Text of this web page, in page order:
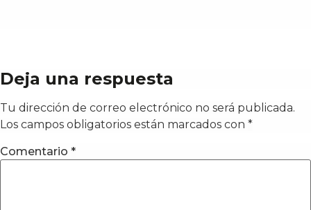
Deja una respuesta
Tu dirección de correo electrónico no será publicada.
Los campos obligatorios están marcados con *
Comentario *